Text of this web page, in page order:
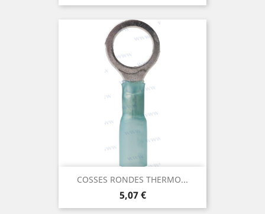
COSSES RONDES THERMO...
Prix
5,07 €